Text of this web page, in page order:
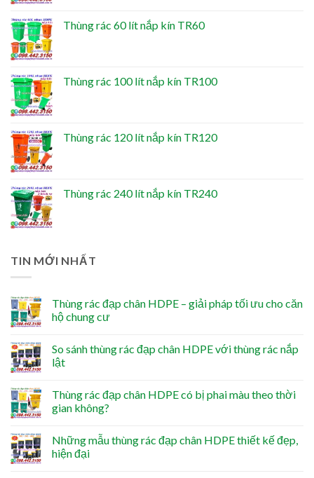
Thùng rác 60 lít nắp kín TR60
Thùng rác 100 lít nắp kín TR100
Thùng rác 120 lít nắp kín TR120
Thùng rác 240 lít nắp kín TR240
TIN MỚI NHẤT
Thùng rác đạp chân HDPE – giải pháp tối ưu cho căn
hộ chung cư
So sánh thùng rác đạp chân HDPE với thùng rác nắp
lật
Thùng rác đạp chân HDPE có bị phai màu theo thời
gian không?
Những mẫu thùng rác đạp chân HDPE thiết kế đẹp,
hiện đại